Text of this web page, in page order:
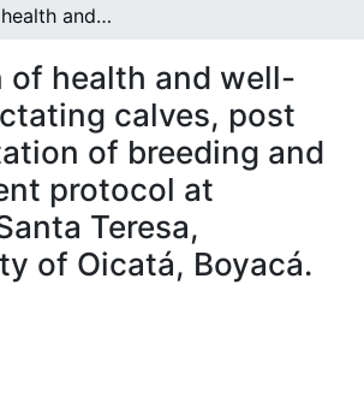
Evaluation of health and well-being in lactating calves, post implementation of breeding and management protocol at Hacienda Santa Teresa, municipality of Oicatá, Boyacá.
of health and well-
calves, post
of breeding and
protocol at
Teresa,
of Oicatá, Boyacá.